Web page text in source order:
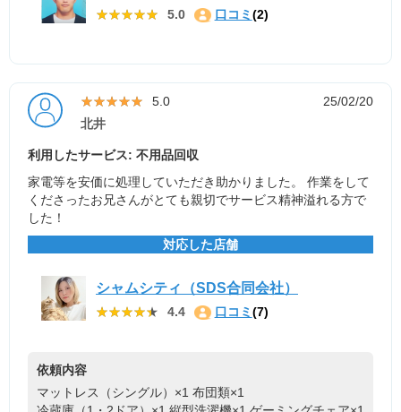
★★★★★
★★★★★ 5.0 口コミ (2)
★★★★★
★★★★★ 5.0
25/02/20
北井
利用したサービス: 不用品回収
家電等を安価に処理していただき助かりました。 作業をして
くださったお兄さんがとても親切でサービス精神溢れる方で
した！
対応した店舗
シャムシティ（SDS合同会社）
★★★★★
★★★★★ 4.4 口コミ (7)
依頼内容
マットレス（シングル）×1 布団類×1